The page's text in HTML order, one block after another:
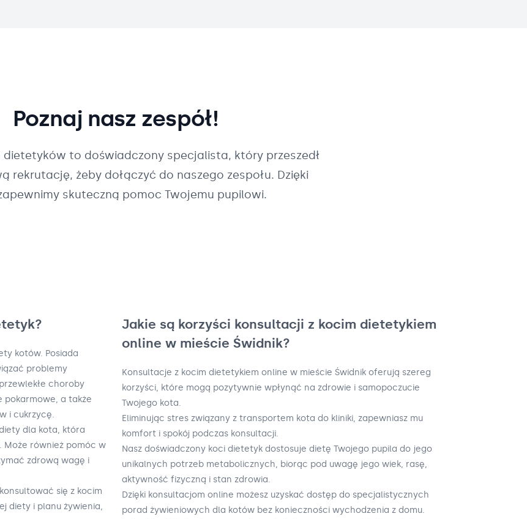
Poznaj nasz zespół!
dietetyków to doświadczony specjalista, który przeszedł
rekrutację, żeby dołączyć do naszego zespołu. Dzięki
skuteczną pomoc Twojemu pupilowi.
kotów. Posiada
problemy
choroby
pokarmowe, a także
i cukrzycę.
dla kota, która
Może również pomóc w
zdrową wagę i
się z kocim
diety i planu żywienia,
Jakie są korzyści konsultacji z kocim dietetykiem
online w mieście Świdnik?
Konsultacje z kocim dietetykiem online w mieście Świdnik oferują szereg
korzyści, które mogą pozytywnie wpłynąć na zdrowie i samopoczucie
Twojego kota.
Eliminując stres związany z transportem kota do kliniki, zapewniasz mu
komfort i spokój podczas konsultacji.
Nasz doświadczony koci dietetyk dostosuje dietę Twojego pupila do jego
unikalnych potrzeb metabolicznych, biorąc pod uwagę jego wiek, rasę,
aktywność fizyczną i stan zdrowia.
Dzięki konsultacjom online możesz uzyskać dostęp do specjalistycznych
porad żywieniowych dla kotów bez konieczności wychodzenia z domu.